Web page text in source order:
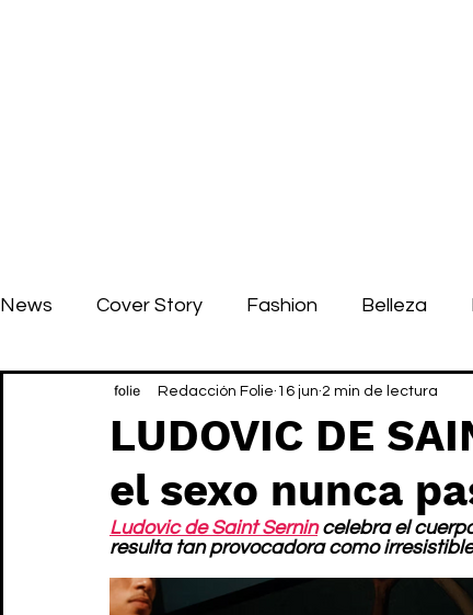
News Cover Story Fashion Belleza
LUDOVIC DE
el sexo nunca
Redacción Folie 16 jun 2 min de lectura
Ludovic de Saint Sernin celebra el
resulta tan provocadora como